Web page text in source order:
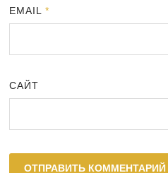
EMAIL*
САЙТ